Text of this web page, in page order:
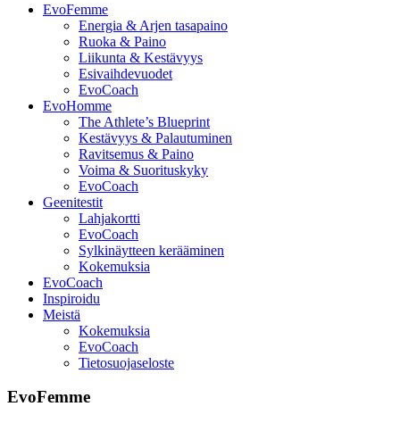
EvoFemme
Energia & Arjen tasapaino
Ruoka & Paino
Liikunta & Kestävyys
Esivaihdevuodet
EvoCoach
EvoHomme
The Athlete’s Blueprint
Kestävyys & Palautuminen
Ravitsemus & Paino
Voima & Suorituskyky
EvoCoach
Geenitestit
Lahjakortti
EvoCoach
Sylkinäytteen kerääminen
Kokemuksia
EvoCoach
Inspiroidu
Meistä
Kokemuksia
EvoCoach
Tietosuojaseloste
EvoFemme